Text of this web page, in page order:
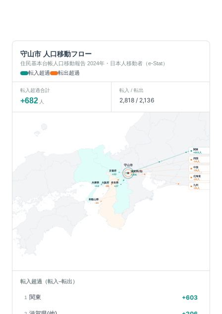
守山市 人口移動フロー
住民基本台帳人口移動報告 2024年・日本人移動者（e-Stat）
転入超過
転出超過
転入超過合計
+682 人
転入 / 転出
2,818/ 2,136
滋賀県(他)
+206
京都府
+33
奈良県
+27
兵庫県
+13
和歌山県
-14
大阪府
-96
守山市
関東
+603人
四国
-14人
中国
-19人
北海道
-22人
九州
-35人
転入超過（転入−転出）
1 関東 +603